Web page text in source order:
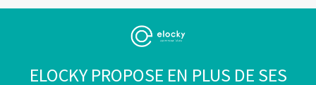
ELOCKY PROPOSE EN PLUS DE SES